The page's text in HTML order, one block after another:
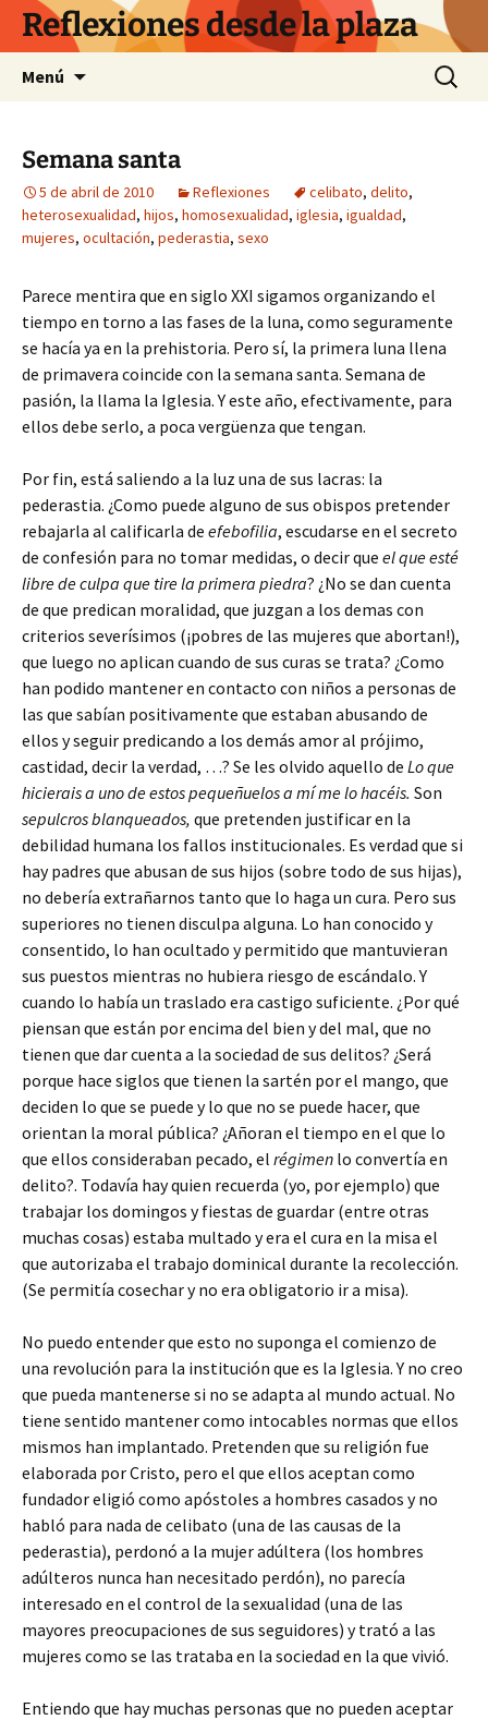
Saltar
contenido
Reflexiones desde la plaza
Menú Buscar:
Semana santa
5 de abril de 2010 Reflexiones celibato, delito,
heterosexualidad, hijos, homosexualidad, iglesia, igualdad,
mujeres, ocultación, pederastia, sexo
Parece mentira que en siglo XXI sigamos organizando el
tiempo en torno a las fases de la luna, como seguramente
se hacía ya en la prehistoria. Pero sí, la primera luna llena
de primavera coincide con la semana santa. Semana de
pasión, la llama la Iglesia. Y este año, efectivamente, para
ellos debe serlo, a poca vergüenza que tengan.
Por fin, está saliendo a la luz una de sus lacras: la
pederastia. ¿Como puede alguno de sus obispos pretender
rebajarla al calificarla de efebofilia, escudarse en el secreto
de confesión para no tomar medidas, o decir que el que esté
libre de culpa que tire la primera piedra? ¿No se dan cuenta
de que predican moralidad, que juzgan a los demas con
criterios severísimos (¡pobres de las mujeres que abortan!),
que luego no aplican cuando de sus curas se trata? ¿Como
han podido mantener en contacto con niños a personas de
las que sabían positivamente que estaban abusando de
ellos y seguir predicando a los demás amor al prójimo,
castidad, decir la verdad, …? Se les olvido aquello de Lo que
hicierais a uno de estos pequeñuelos a mí me lo hacéis. Son
sepulcros blanqueados, que pretenden justificar en la
debilidad humana los fallos institucionales. Es verdad que si
hay padres que abusan de sus hijos (sobre todo de sus hijas),
no debería extrañarnos tanto que lo haga un cura. Pero sus
superiores no tienen disculpa alguna. Lo han conocido y
consentido, lo han ocultado y permitido que mantuvieran
sus puestos mientras no hubiera riesgo de escándalo. Y
cuando lo había un traslado era castigo suficiente. ¿Por qué
piensan que están por encima del bien y del mal, que no
tienen que dar cuenta a la sociedad de sus delitos? ¿Será
porque hace siglos que tienen la sartén por el mango, que
deciden lo que se puede y lo que no se puede hacer, que
orientan la moral pública? ¿Añoran el tiempo en el que lo
que ellos consideraban pecado, el régimen lo convertía en
delito?. Todavía hay quien recuerda (yo, por ejemplo) que
trabajar los domingos y fiestas de guardar (entre otras
muchas cosas) estaba multado y era el cura en la misa el
que autorizaba el trabajo dominical durante la recolección.
(Se permitía cosechar y no era obligatorio ir a misa).
No puedo entender que esto no suponga el comienzo de
una revolución para la institución que es la Iglesia. Y no creo
que pueda mantenerse si no se adapta al mundo actual. No
tiene sentido mantener como intocables normas que ellos
mismos han implantado. Pretenden que su religión fue
elaborada por Cristo, pero el que ellos aceptan como
fundador eligió como apóstoles a hombres casados y no
habló para nada de celibato (una de las causas de la
pederastia), perdonó a la mujer adúltera (los hombres
adúlteros nunca han necesitado perdón), no parecía
interesado en el control de la sexualidad (una de las
mayores preocupaciones de sus seguidores) y trató a las
mujeres como se las trataba en la sociedad en la que vivió.
Entiendo que hay muchas personas que no pueden aceptar